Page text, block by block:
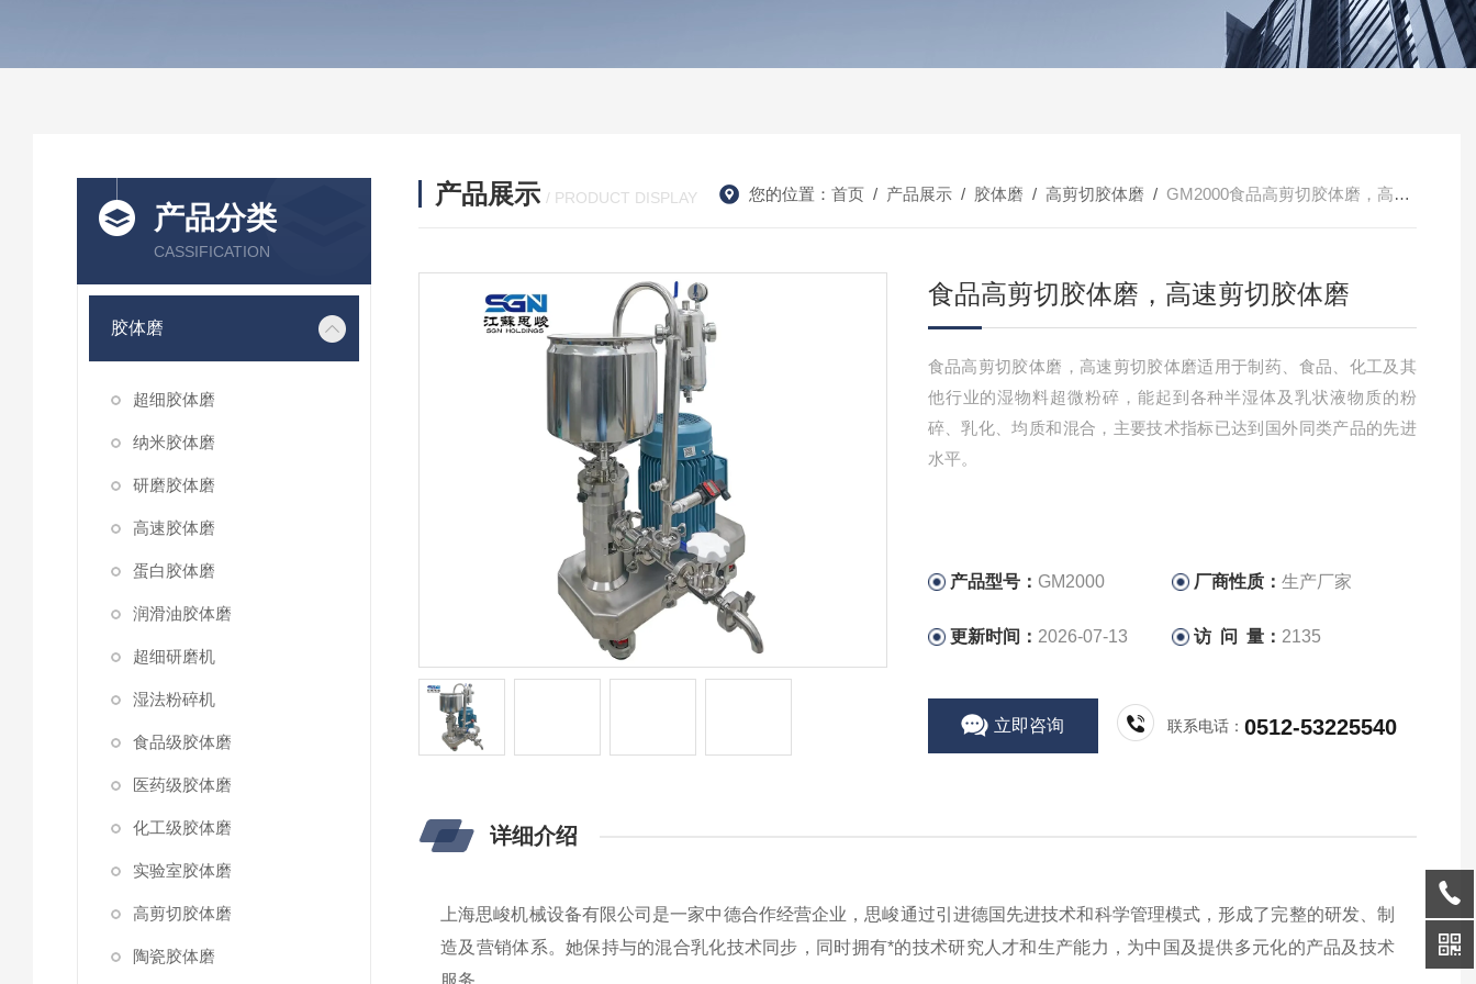
产品分类
CASSIFICATION
胶体磨
超细胶体磨
纳米胶体磨
研磨胶体磨
高速胶体磨
蛋白胶体磨
润滑油胶体磨
超细研磨机
湿法粉碎机
食品级胶体磨
医药级胶体磨
化工级胶体磨
实验室胶体磨
高剪切胶体磨
陶瓷胶体磨
产品展示 / PRODUCT DISPLAY 您的位置： 首页/ 产品展示/ 胶体磨 / 高剪切胶体磨 / GM2000食品高剪切胶体磨，高速剪切胶体磨
食品高剪切胶体磨，高速剪切胶体磨
食品高剪切胶体磨，高速剪切胶体磨适用于制药、食品、化工及其
他行业的湿物料超微粉碎，能起到各种半湿体及乳状液物质的粉
碎、乳化、均质和混合，主要技术指标已达到国外同类产品的先进
水平。
产品型号： GM2000 厂商性质：生产厂家
更新时间： 2026-07-13 访 问 量： 2135
立即咨询 联系电话：0512-53225540
详细介绍
上海思峻机械设备有限公司是一家中德合作经营企业， 思峻通过引进德国先进技术和科学管理模式，形成了完整的研发、制
造及营销体系。她保持与的混合乳化技术同步，同时拥有*的技术研究人才和生产能力，为中国及提供多元化的产品及技术
服务。